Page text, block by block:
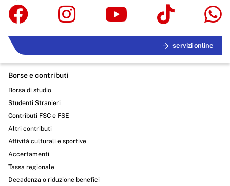
servizi online
Borse e contributi
Borsa di studio
Studenti Stranieri
Contributi FSC e FSE
Altri contributi
Attività culturali e sportive
Accertamenti
Tassa regionale
Decadenza o riduzione benefici